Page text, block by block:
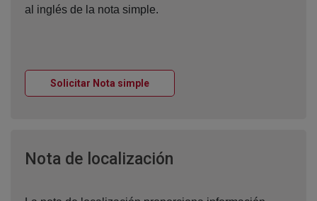
al inglés de la nota simple.
Solicitar Nota simpleVentana nueva
Nota de localización